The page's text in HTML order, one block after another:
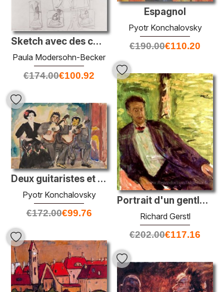
Espagnol
Pyotr Konchalovsky
€190.00€110.20
Sketch avec des compositions de six chiffres
Paula Modersohn-Becker
€174.00€100.92
Portrait d'un gentleman (fond vert)
Richard Gerstl
€202.00€117.16
Deux guitaristes et chanteur
Pyotr Konchalovsky
€172.00€99.76